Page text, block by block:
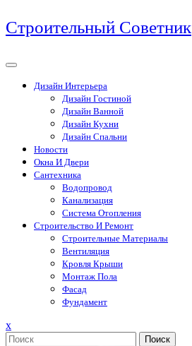
Перейти
к
Строительный Советник
Дизайн Интерьера
Дизайн Гостиной
Дизайн Ванной
Дизайн Кухни
Дизайн Спальни
Новости
Окна И Двери
Сантехника
Водопровод
Канализация
Система Отопления
Строительство И Ремонт
Строительные Материалы
Вентиляция
Кровля Крыши
Монтаж Пола
Фасад
Фундамент
xЗакрыть
меню
Поиск